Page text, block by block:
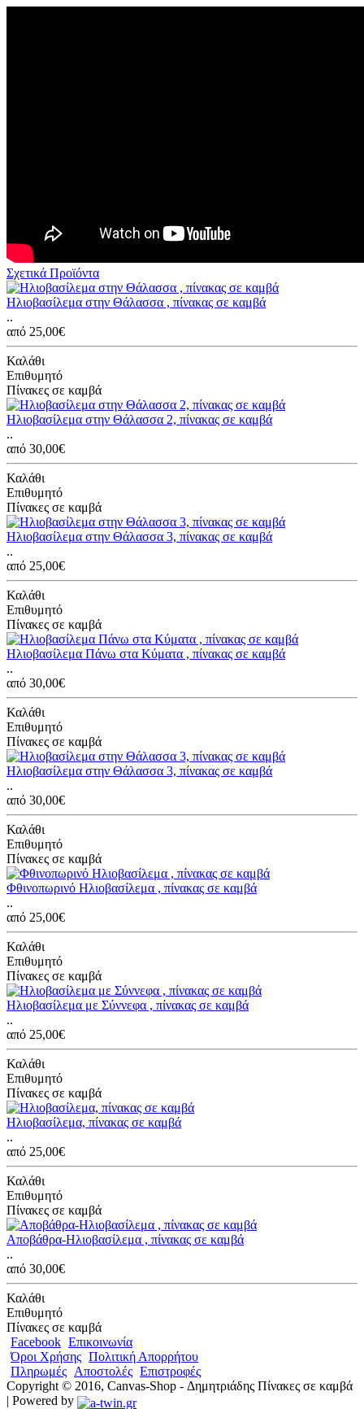
Σχετικά Προϊόντα
Ηλιοβασίλεμα στην Θάλασσα , πίνακας σε καμβά
..
από 25,00€
Καλάθι
Επιθυμητό
Πίνακες σε καμβά
Ηλιοβασίλεμα στην Θάλασσα 2, πίνακας σε καμβά
..
από 30,00€
Καλάθι
Επιθυμητό
Πίνακες σε καμβά
Ηλιοβασίλεμα στην Θάλασσα 3, πίνακας σε καμβά
..
από 25,00€
Καλάθι
Επιθυμητό
Πίνακες σε καμβά
Ηλιοβασίλεμα Πάνω στα Κύματα , πίνακας σε καμβά
..
από 30,00€
Καλάθι
Επιθυμητό
Πίνακες σε καμβά
Ηλιοβασίλεμα στην Θάλασσα 3, πίνακας σε καμβά
..
από 30,00€
Καλάθι
Επιθυμητό
Πίνακες σε καμβά
Φθινοπωρινό Ηλιοβασίλεμα , πίνακας σε καμβά
..
από 25,00€
Καλάθι
Επιθυμητό
Πίνακες σε καμβά
Ηλιοβασίλεμα με Σύννεφα , πίνακας σε καμβά
..
από 25,00€
Καλάθι
Επιθυμητό
Πίνακες σε καμβά
Ηλιοβασίλεμα, πίνακας σε καμβά
..
από 25,00€
Καλάθι
Επιθυμητό
Πίνακες σε καμβά
Αποβάθρα-Ηλιοβασίλεμα , πίνακας σε καμβά
..
από 30,00€
Καλάθι
Επιθυμητό
Πίνακες σε καμβά
Facebook Επικοινωνία
Όροι Χρήσης Πολιτική Απορρήτου
Πληρωμές Αποστολές Επιστροφές
Copyright © 2016, Canvas-Shop - Δημητριάδης Πίνακες σε καμβά
| Powered by